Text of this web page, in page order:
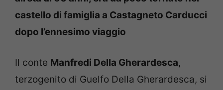
castello di famiglia a Castagneto Carducci
dopo l’ennesimo viaggio
Il conte Manfredi Della Gherardesca,
terzogenito di Guelfo Della Gherardesca, si